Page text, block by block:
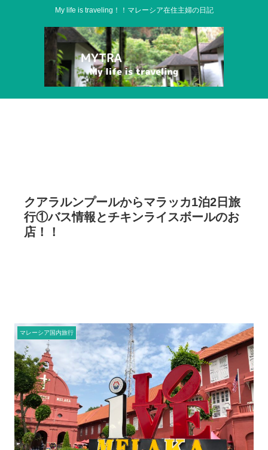
My life is traveling！！マレーシア在住主婦の日記
クアラルンプールからマラッカ1泊2日旅
行①バス情報とチキンライスボールのお
店！！
マレーシア国内旅行